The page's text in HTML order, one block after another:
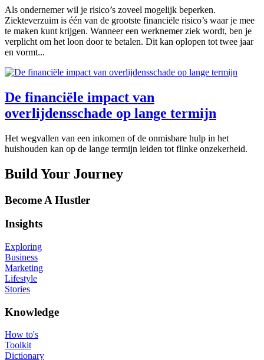
Als ondernemer wil je risico’s zoveel mogelijk beperken.
Ziekteverzuim is één van de grootste financiële risico’s waar je mee
te maken kunt krijgen. Wanneer een werknemer ziek wordt, ben je
verplicht om het loon door te betalen. Dit kan oplopen tot twee jaar
en vormt...
De financiële impact van
overlijdensschade op lange termijn
Het wegvallen van een inkomen of de onmisbare hulp in het
huishouden kan op de lange termijn leiden tot flinke onzekerheid.
Build Your Journey
Become A Hustler
Insights
Exploring
Business
Marketing
Lifestyle
Stories
Knowledge
How to's
Toolkit
Dictionary